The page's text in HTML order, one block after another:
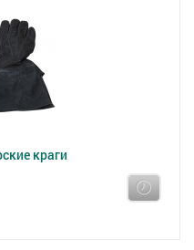
краги